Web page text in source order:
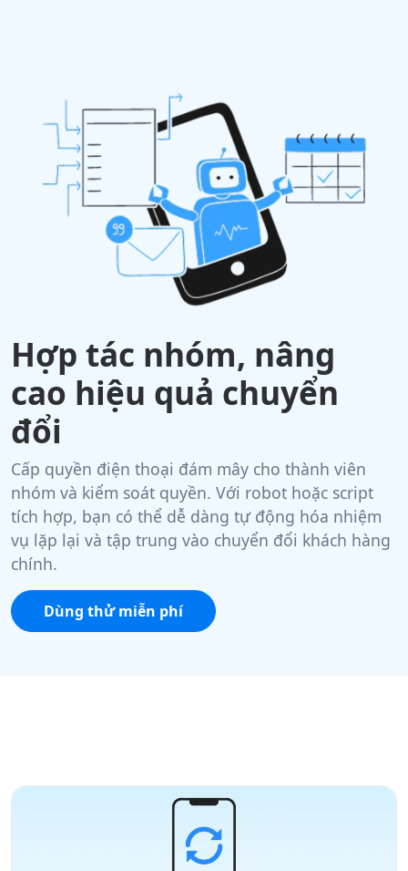
Hợp tác nhóm, nâng
cao hiệu quả chuyển
đổi
Cấp quyền điện thoại đám mây cho thành viên
nhóm và kiểm soát quyền. Với robot hoặc script
tích hợp, bạn có thể dễ dàng tự động hóa nhiệm
vụ lặp lại và tập trung vào chuyển đổi khách hàng
chính.
Dùng thử miễn phí